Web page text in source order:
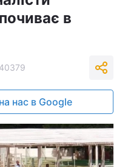
в
40379
нас в Google